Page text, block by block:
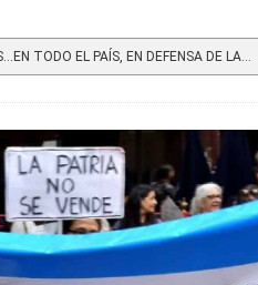
TODO EL PAÍS, EN DEFENSA DE LA...